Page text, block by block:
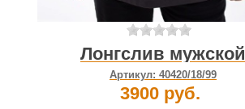
Лонгслив мужской
Артикул: 40420/18/99
3900 руб.